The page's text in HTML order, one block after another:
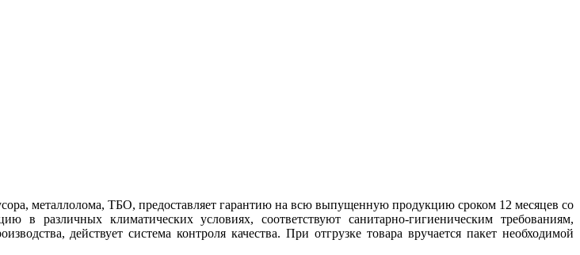
металлолома, ТБО, предоставляет гарантию на всю выпущенную продукцию сроком 12 месяцев со
в различных климатических условиях, соответствуют санитарно-гигиеническим требованиям,
действует система контроля качества. При отгрузке товара вручается пакет необходимой